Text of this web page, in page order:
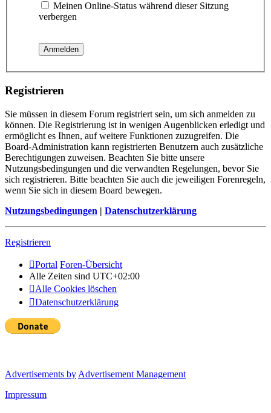
Meinen Online-Status während dieser Sitzung
verbergen
Registrieren
Sie müssen in diesem Forum registriert sein, um sich anmelden zu
können. Die Registrierung ist in wenigen Augenblicken erledigt und
ermöglicht es Ihnen, auf weitere Funktionen zuzugreifen. Die
Board-Administration kann registrierten Benutzern auch zusätzliche
Berechtigungen zuweisen. Beachten Sie bitte unsere
Nutzungsbedingungen und die verwandten Regelungen, bevor Sie
sich registrieren. Bitte beachten Sie auch die jeweiligen Forenregeln,
wenn Sie sich in diesem Board bewegen.
Nutzungsbedingungen | Datenschutzerklärung
Registrieren
Portal Foren-Übersicht
Alle Zeiten sind UTC+02:00
Alle Cookies löschen
Datenschutzerklärung
Advertisements by Advertisement Management
Impressum